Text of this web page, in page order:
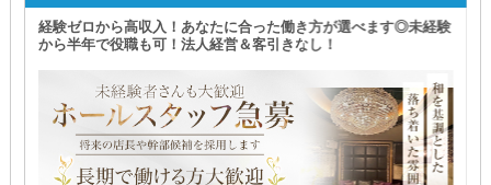
経験ゼロから高収入！あなたに合った働き方が選べます◎未経験
から半年で役職も可！法人経営＆客引きなし！